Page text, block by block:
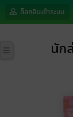
ล็อกอินเข้าระบบ
นัก